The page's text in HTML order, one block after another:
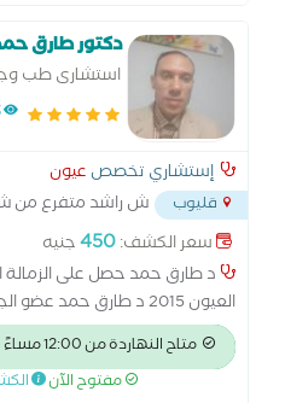
وجراحة العيون بكلية طب بنها
الدمعية والحول عضو دائم
دكتور طارق
استشارى طب
إستشاري تخصص عيون
قليوب
ش راشد متفرع من
قليوب على طريق مصر... سعر الكشف:450جنيه
د طارق حمد حصل على
العيون 2015 د طارق حمد
طارق حمد استشارى طب وجراحة
افضل رعاية صحية على مستوى
طبى يتمحور حول المريض
متاح النهاردة من 12:00 مساءً
مفتوح الآن